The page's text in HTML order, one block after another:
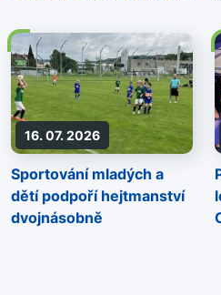
16. 07. 2026
Sportování mladých a
dětí podpoří hejtmanství
dvojnásobně